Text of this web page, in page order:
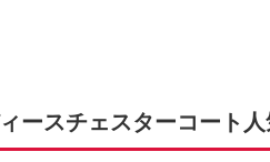
ースチェスターコート